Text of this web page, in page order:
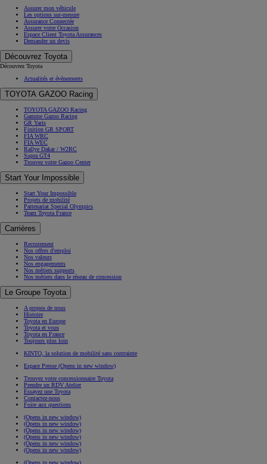
Assurer mon véhicule
Les options sur-mesure
Assurance Connectée
Assurer votre Occasion
Espace Client Toyota Assurances
Demander un devis
Découvrez Toyota
Découvrez Toyota
Actualités et évènements
TOYOTA GAZOO Racing
TOYOTA GAZOO Racing
Gamme Gazoo Racing
GR Yaris
Finition GR SPORT
FIA WRC
FIA WEC
Rallye Dakar / W2RC
Supra GT4
Trouvez votre Gazoo Center
Start Your Impossible
Start Your Impossible
Projets de mobilité
Partenariat Special Olympics
Team Toyota France
Carrières
Recrutement
Nos offres d'emploi
Nos valeurs
Nos engagements
Nos métiers supports
Nos métiers dans le réseau de concession
Le Groupe Toyota
A propos de nous
Histoire
Toyota en Europe
Toyota et vous
Toyota en France
Toujours plus loin
KINTO, la solution de mobilité sans contrainte
Espace Presse (Opens in new window)
Trouvez votre concessionnaire Toyota
Prendre un RDV Atelier
Essayez une Toyota
Contactez-nous
Foire aux questions
(Opens in new window)
(Opens in new window)
(Opens in new window)
(Opens in new window)
(Opens in new window)
(Opens in new window)
(Opens in new window)